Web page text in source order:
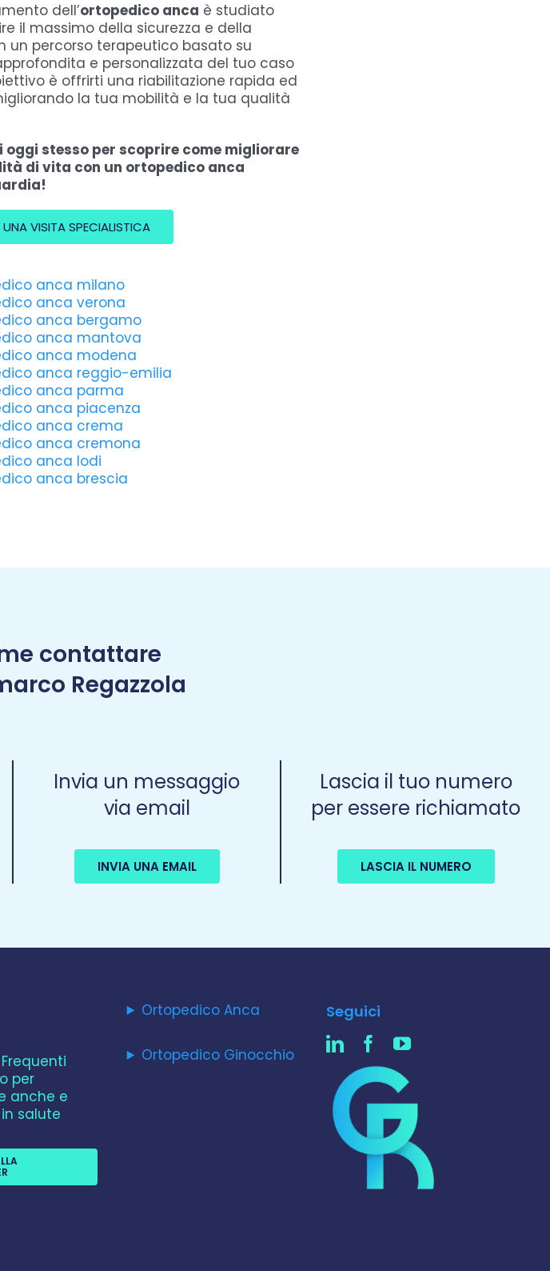
dell’ortopedico anca è studiato
il massimo della sicurezza e della
un percorso terapeutico basato su
e personalizzata del tuo caso
è offrirti una riabilitazione rapida ed
la tua mobilità e la tua qualità
stesso per scoprire come migliorare
di vita con un ortopedico anca
VISITA SPECIALISTICA
anca milano
anca verona
anca bergamo
anca mantova
anca modena
anca reggio-emilia
anca parma
anca piacenza
anca crema
anca cremona
anca lodi
anca brescia
contattare
Regazzola
Invia un messaggio
via email
INVIA UNA EMAIL
Lascia il tuo numero
per essere richiamato
LASCIA IL NUMERO
per
anche e
salute
Ortopedico Anca
Ortopedico Ginocchio
Seguici